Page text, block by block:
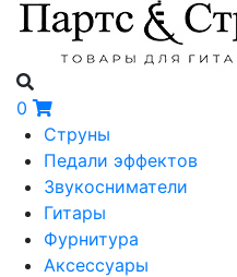
0
Струны
Педали эффектов
Звукосниматели
Гитары
Фурнитура
Аксессуары